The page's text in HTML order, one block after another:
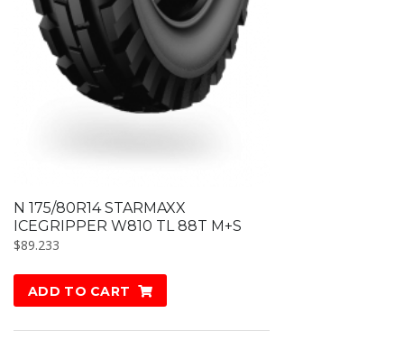
N 175/80R14 STARMAXX
ICEGRIPPER W810 TL 88T M+S
$89.233
ADD TO CART